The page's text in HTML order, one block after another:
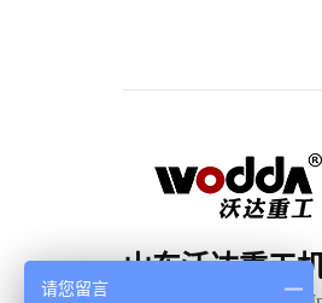
山东沃达重工
请您留言